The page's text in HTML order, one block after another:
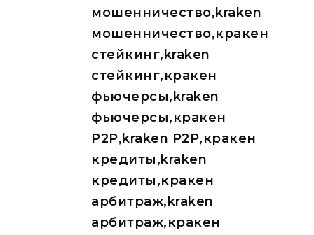
мошенничество,kraken
мошенничество,кракен
стейкинг,kraken
стейкинг,кракен
фьючерсы,kraken
фьючерсы,кракен
P2P,kraken P2P,кракен
кредиты,kraken
кредиты,кракен
арбитраж,kraken
арбитраж,кракен